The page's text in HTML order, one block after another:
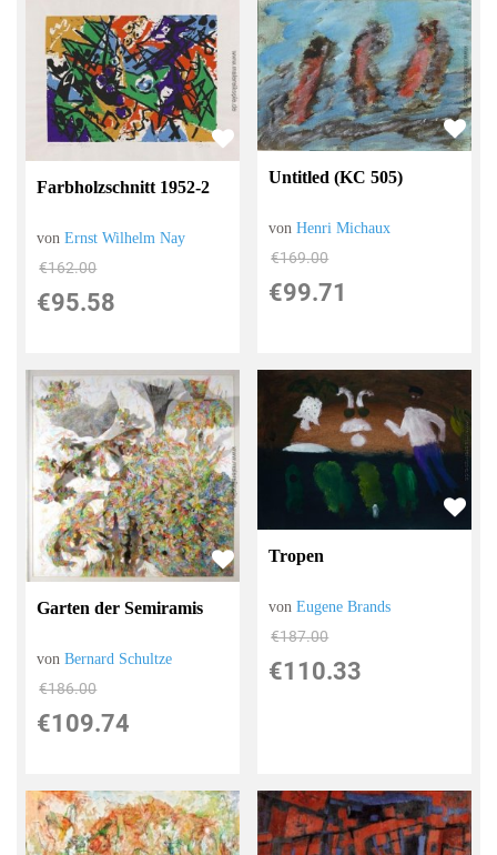
Farbholzschnitt 1952-2
vonErnst Wilhelm Nay
€162.00
€95.58
Untitled (KC 505)
vonHenri Michaux
€169.00
€99.71
Garten der Semiramis
vonBernard Schultze
€186.00
€109.74
Tropen
vonEugene Brands
€187.00
€110.33